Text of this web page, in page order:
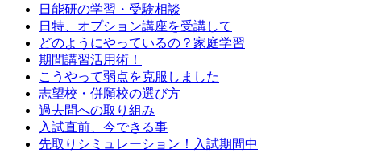
日能研の学習・受験相談
日特、オプション講座を受講して
どのようにやっているの？家庭学習
期間講習活用術！
こうやって弱点を克服しました
志望校・併願校の選び方
過去問への取り組み
入試直前、今できる事
先取りシミュレーション！入試期間中